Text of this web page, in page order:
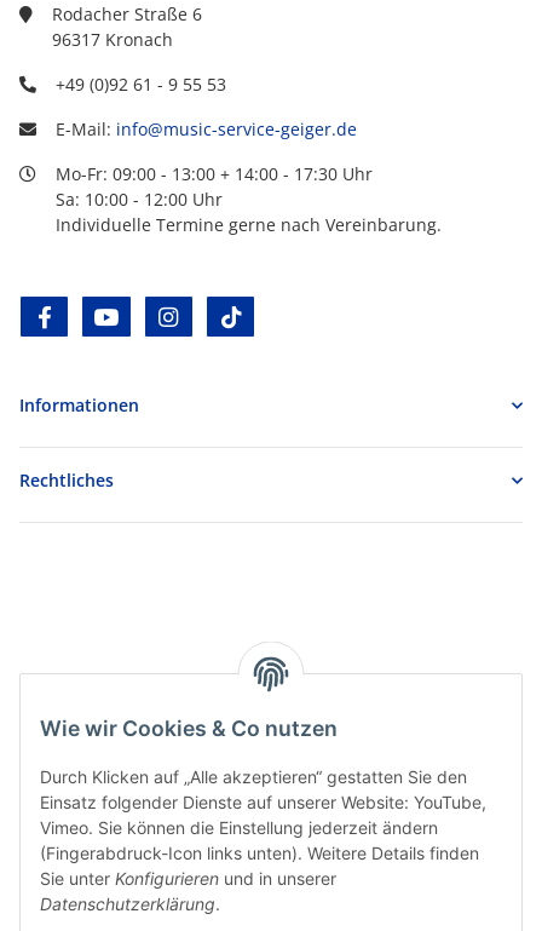
Wie wir Cookies & Co nutzen
Durch Klicken auf „Alle akzeptieren“ gestatten Sie den
Einsatz folgender Dienste auf unserer Website: YouTube,
Vimeo. Sie können die Einstellung jederzeit ändern
(Fingerabdruck-Icon links unten). Weitere Details finden
Sie unter Konfigurieren und in unserer
Datenschutzerklärung.
Rodacher Straße 6
96317 Kronach
+49 (0)92 61 - 9 55 53
E-Mail: info@music-service-geiger.de
Mo-Fr: 09:00 - 13:00 + 14:00 - 17:30 Uhr
Sa: 10:00 - 12:00 Uhr
Individuelle Termine gerne nach Vereinbarung.
facebookyoutube instagram
Informationen
Rechtliches